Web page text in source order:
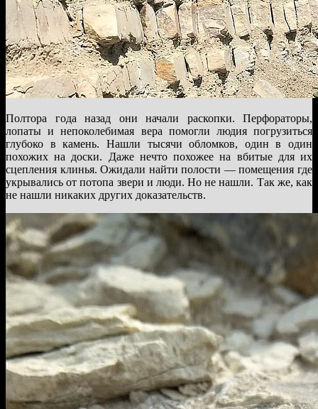
Полтора года назад они начали раскопки. Перфораторы,
лопаты и непоколебимая вера помогли людия погрузиться
глубоко в камень. Нашли тысячи обломков, один в один
похожих на доски. Даже нечто похожее на вбитые для их
сцепления клинья. Ожидали найти полости — помещения где
укрывались от потопа звери и люди. Но не нашли. Так же, как
не нашли никаких других доказательств.